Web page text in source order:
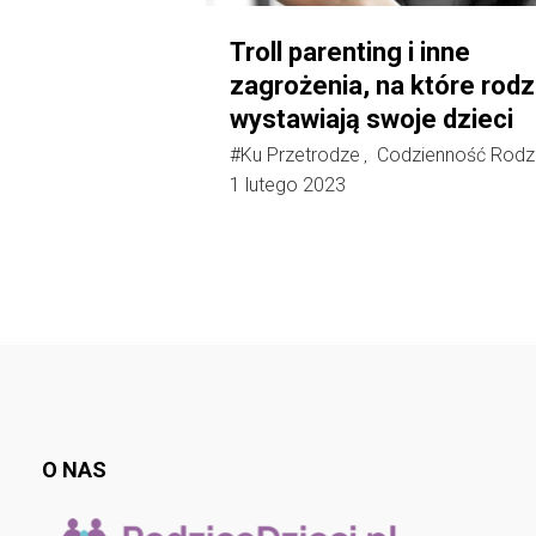
Troll parenting i inne
zagrożenia, na które
wystawiają swoje dzieci
#Ku Przetrodze ,
Codzienność
1 lutego 2023
O NAS